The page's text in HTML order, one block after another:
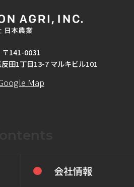
〒141-0031
田1丁目13-7 マルキビル101
Map
会社情報